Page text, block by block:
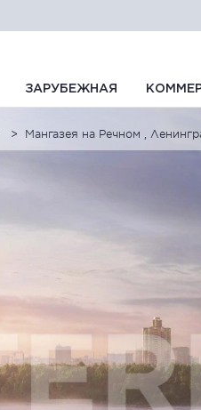
ЗАРУБЕЖНАЯ
Мангазея на Речном ,